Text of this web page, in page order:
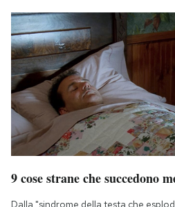
9 cose strane che succedono
Dalla "sindrome della testa che